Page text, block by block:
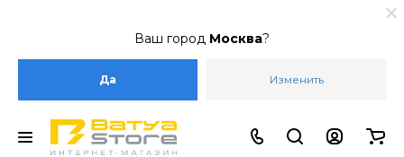
Ваш город Москва?
Да Изменить